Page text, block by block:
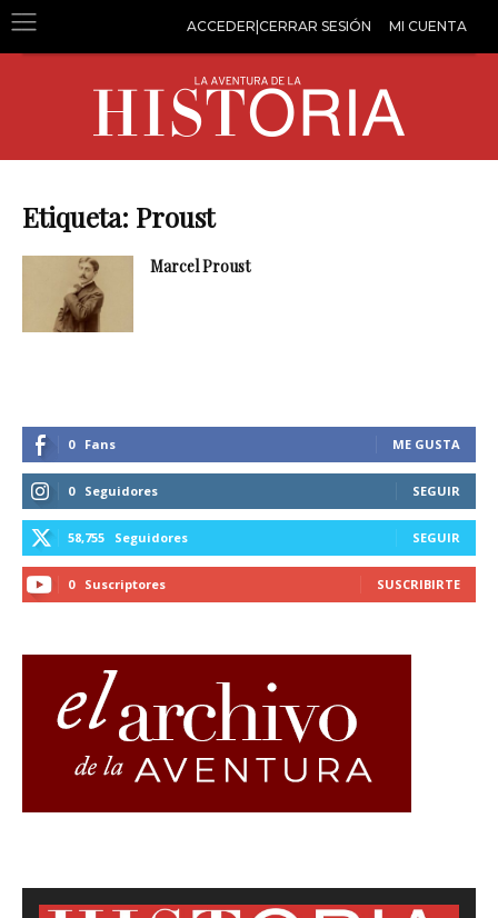
ACCEDER|CERRAR SESIÓN MI CUENTA
Etiqueta: Proust
Marcel Proust
0 Fans ME GUSTA
0 Seguidores SEGUIR
58,755 Seguidores SEGUIR
0 Suscriptores SUSCRIBIRTE